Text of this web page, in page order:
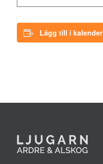
Lägg till i kalender